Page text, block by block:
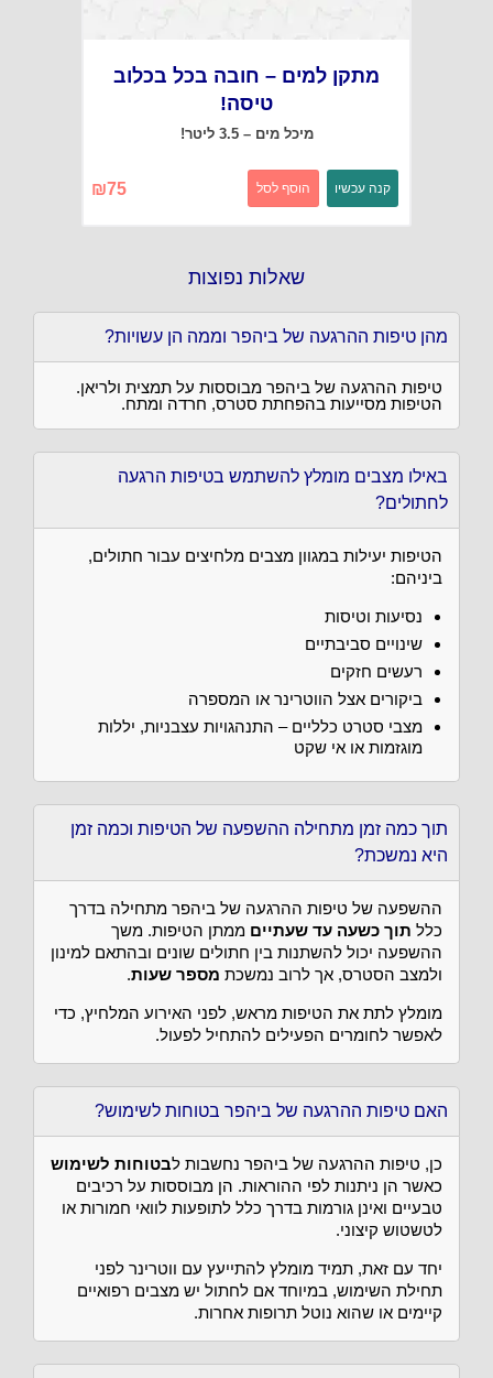
מתקן למים – חובה בכל בכלוב
טיסה!
מיכל מים – 3.5 ליטר!
75
₪ קנה עכשיו הוסף לסל
שאלות נפוצות
מהן טיפות ההרגעה של ביהפר וממה הן עשויות?
טיפות ההרגעה של ביהפר מבוססות על תמצית ולריאן.
הטיפות מסייעות בהפחתת סטרס, חרדה ומתח.
באילו מצבים מומלץ להשתמש בטיפות הרגעה
לחתולים?
הטיפות יעילות במגוון מצבים מלחיצים עבור חתולים,
ביניהם:
נסיעות וטיסות
שינויים סביבתיים
רעשים חזקים
ביקורים אצל הווטרינר או המספרה
מצבי סטרט כלליים – התנהגויות עצבניות, יללות
מוגזמות או אי שקט
תוך כמה זמן מתחילה ההשפעה של הטיפות וכמה זמן
היא נמשכת?
ההשפעה של טיפות ההרגעה של ביהפר מתחילה בדרך
כלל תוך כשעה עד שעתיים ממתן הטיפות. משך
ההשפעה יכול להשתנות בין חתולים שונים ובהתאם למינון
ולמצב הסטרס, אך לרוב נמשכת מספר שעות.
מומלץ לתת את הטיפות מראש, לפני האירוע המלחיץ, כדי
לאפשר לחומרים הפעילים להתחיל לפעול.
האם טיפות ההרגעה של ביהפר בטוחות לשימוש?
כן, טיפות ההרגעה של ביהפר נחשבות לבטוחות לשימוש
כאשר הן ניתנות לפי ההוראות. הן מבוססות על רכיבים
טבעיים ואינן גורמות בדרך כלל לתופעות לוואי חמורות או
לטשטוש קיצוני.
יחד עם זאת, תמיד מומלץ להתייעץ עם ווטרינר לפני
תחילת השימוש, במיוחד אם לחתול יש מצבים רפואיים
קיימים או שהוא נוטל תרופות אחרות.